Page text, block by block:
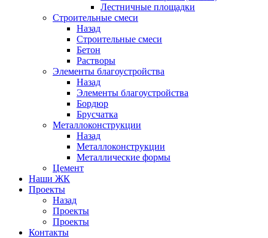
Лестничные площадки
Строительные смеси
Назад
Строительные смеси
Бетон
Растворы
Элементы благоустройства
Назад
Элементы благоустройства
Бордюр
Брусчатка
Металлоконструкции
Назад
Металлоконструкции
Металлические формы
Цемент
Наши ЖК
Проекты
Назад
Проекты
Проекты
Контакты